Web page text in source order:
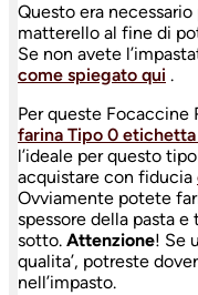
Questo era
matterello al fine di
Se non avete
come spiegato qui .
Per queste Focaccine
farina Tipo 0
l’ideale per questo
acquistare con fiducia
Ovviamente potete
spessore della pasta
sotto. Attenzione! Se
qualita’, potreste
nell’impasto.